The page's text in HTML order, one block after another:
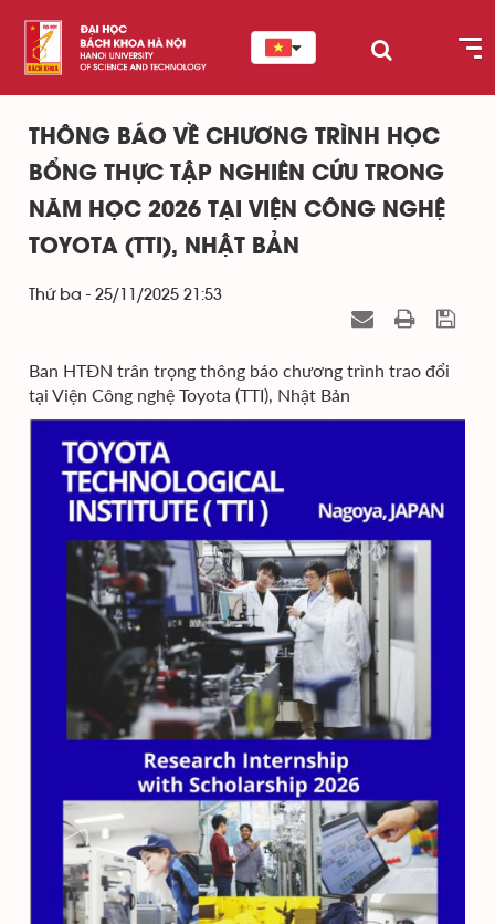
THÔNG BÁO VỀ CHƯƠNG TRÌNH HỌC
BỔNG THỰC TẬP NGHIÊN CỨU TRONG
NĂM HỌC 2026 TẠI VIỆN CÔNG NGHỆ
TOYOTA (TTI), NHẬT BẢN
Thứ ba - 25/11/2025 21:53
Ban HTĐN trân trọng thông báo chương trình trao đổi
tại Viện Công nghệ Toyota (TTI), Nhật Bản